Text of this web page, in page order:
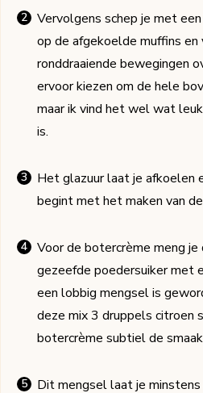
Vervolgens schep je met
op de afgekoelde muffins
ronddraaiende bewegingen
ervoor kiezen om de hele
maar ik vind het wel wat
is.
Het glazuur laat je afkoelen
begint met het maken van
Voor de botercrème meng
gezeefde poedersuiker
een lobbig mengsel is
deze mix 3 druppels citroen
botercrème subtiel de
Dit mengsel laat je minstens